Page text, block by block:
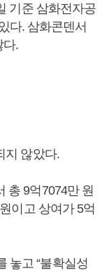
기준 삼화전자공
다. 삼화콘덴서
다.
지 않았다.
총 9억7074만 원
이고 상여가 5억
놓고 “불확실성